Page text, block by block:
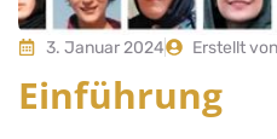
3. Januar 2024 Erstellt
Einführung